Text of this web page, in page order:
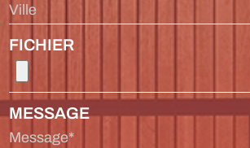
Ville
FICHIER
MESSAGE
Message*